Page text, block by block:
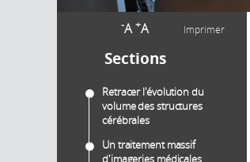
-A +A Imprimer
Sections
Retracer l'évolution du
volume des structures
cérébrales
Un traitement massif
d'imageries médicales